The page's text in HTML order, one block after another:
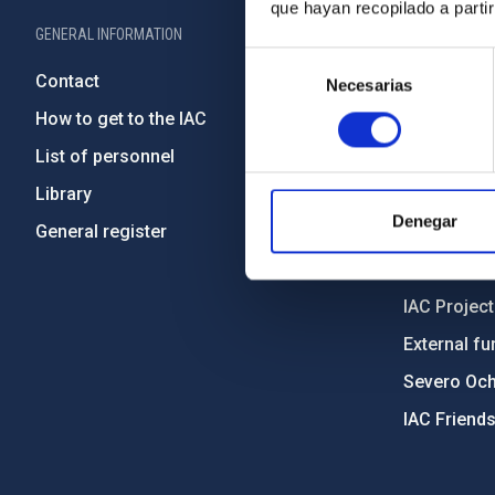
que hayan recopilado a
consentimiento
Necesarias
Denegar
GENERAL INFORMATION
Contact
How to get to the IAC
List of personnel
Library
General register
Legislation
Gender
IAC
External
Severo
IAC Friends